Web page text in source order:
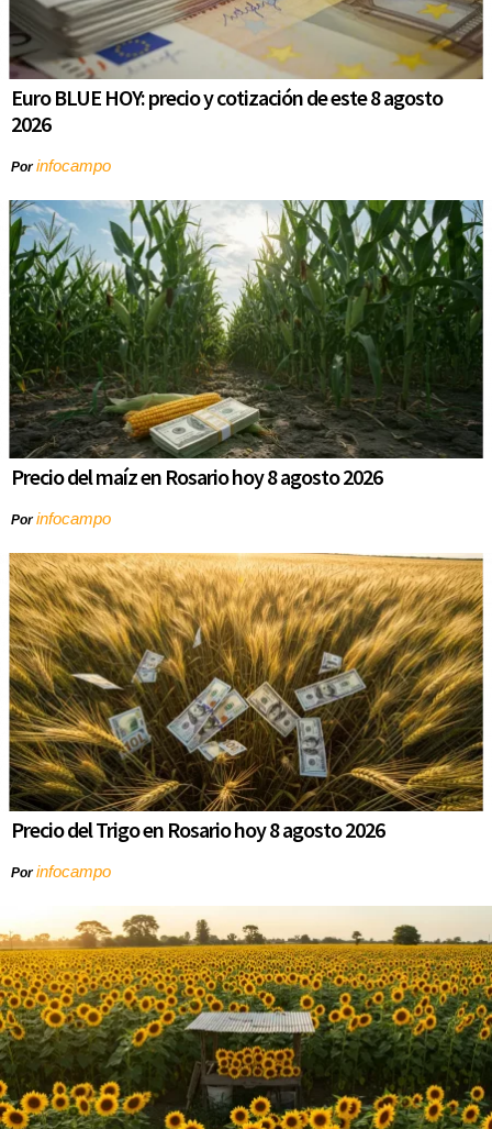
Euro BLUE HOY: precio y cotización de este 8 agosto
2026
Porinfocampo
Precio del maíz en Rosario hoy 8 agosto 2026
Porinfocampo
Precio del Trigo en Rosario hoy 8 agosto 2026
Porinfocampo